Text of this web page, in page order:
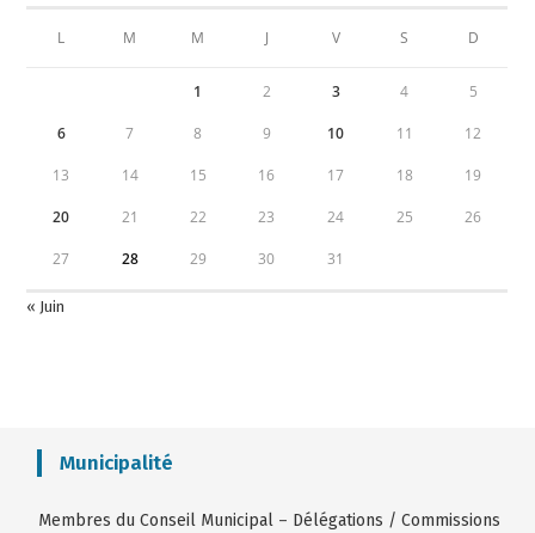
L M M J V S D
1 2 3 4 5
6 7 8 9 10 11 12
13 14 15 16 17 18 19
20 21 22 23 24 25 26
27 28 29 30 31
« Juin
Municipalité
Membres du Conseil Municipal – Délégations / Commissions